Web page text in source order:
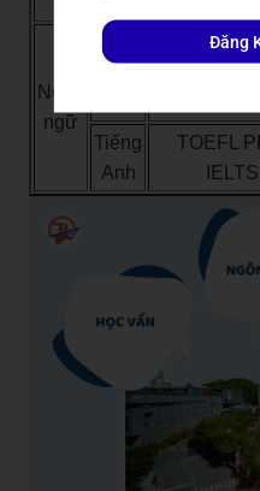
Ngôn
ngữ
Tiếng
Tối thiệu
thành
Tiếng
Anh
TOEFL
Đăng